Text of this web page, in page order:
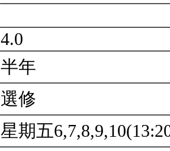
4.0
半年
選修
星期五